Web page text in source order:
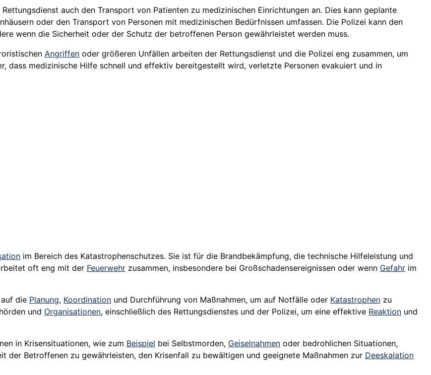
auch den Transport von Patienten zu medizinischen Einrichtungen an. Dies kann geplante
oder den Transport von Personen mit medizinischen Bedürfnissen umfassen. Die Polizei kann den
wenn die Sicherheit oder der Schutz der betroffenen Person gewährleistet werden muss.
Angriffen oder größeren Unfällen arbeiten der Rettungsdienst und die Polizei eng zusammen, um
dass medizinische Hilfe schnell und effektiv bereitgestellt wird, verletzte Personen evakuiert und in
im Bereich des Katastrophenschutzes. Sie ist für die Brandbekämpfung, die technische Hilfeleistung und
oft eng mit der Feuerwehr zusammen, insbesondere bei Großschadensereignissen oder wenn Gefahr im
die Planung, Koordination und Durchführung von Maßnahmen, um auf Notfälle oder Katastrophen zu
und Organisationen, einschließlich des Rettungsdienstes und der Polizei, um eine effektive Reaktion und
in Krisensituationen, wie zum Beispiel bei Selbstmorden, Geiselnahmen oder bedrohlichen Situationen,
der Betroffenen zu gewährleisten, den Krisenfall zu bewältigen und geeignete Maßnahmen zur Deeskalation